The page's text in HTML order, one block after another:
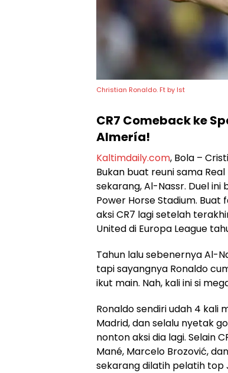
Christian Ronaldo. Ft by Ist
CR7 Comeback ke
Almería!
Kaltimdaily.com, Bola –
Bukan buat reuni sama
sekarang, Al-Nassr. Duel
Power Horse Stadium.
aksi CR7 lagi setelah
United di Europa League
Tahun lalu sebenernya Al-
tapi sayangnya Ronaldo
ikut main. Nah, kali ini si
Ronaldo sendiri udah 4 kali
Madrid, dan selalu nyetak
nonton aksi dia lagi. Selain
Mané, Marcelo Brozović,
sekarang dilatih pelatih top